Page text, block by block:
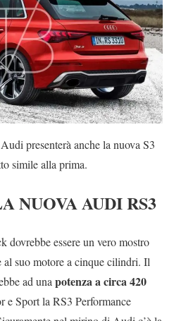
presenterà anche la nuova S3
simile alla prima.
NUOVA AUDI RS3
dovrebbe essere un vero mostro
al suo motore a cinque cilindri. Il
ad una potenza a circa 420
e Sport la RS3 Performance